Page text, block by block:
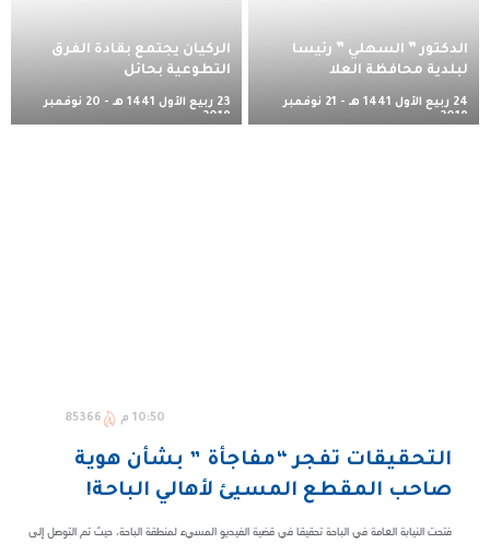
الدكتور ” السهلي ” رئيسا
لبلدية محافظة العلا
24 ربيع الأول 1441 هـ - 21 نوفمبر
2019 م
الركيان يجتمع بقادة الفرق
التطوعية بحائل
23 ربيع الأول 1441 هـ - 20 نوفمبر
2019 م
10:50 م 85366
التحقيقات تفجر “مفاجأة ” بشأن هوية
صاحب المقطع المسيئ لأهالي الباحة!
فتحت النيابة العامة في الباحة تحقيقا في قضية الفيديو المسيء لمنطقة الباحة، حيث تم التوصل إلى